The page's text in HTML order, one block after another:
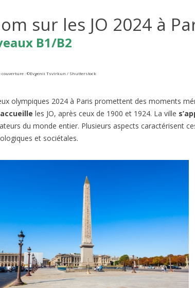
FOREST FIRES |
France subit des incendies
Quand on pense aux
de forêt en France, on
Connaissez-vous
‘Le Village Préféré
animée par Stéphane
sur les JO 2024 à
B1/B2
couverture : ©Evgenii Tsvirkun / Shutterstock
olympiques 2024 à Paris promettent des moments
accueille les JO, après ceux de 1900 et 1924. La ville
du monde entier. Plusieurs aspects caractérisent
et sociétales.